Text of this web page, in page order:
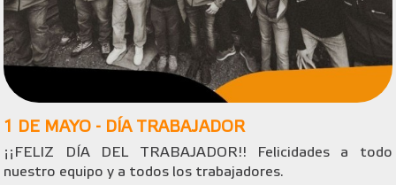
1 DE MAYO - DÍA TRABAJADOR
¡¡FELIZ DÍA DEL TRABAJADOR!! Felicidades a todo
nuestro equipo y a todos los trabajadores.